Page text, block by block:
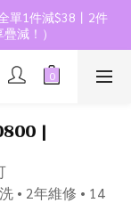
單1件減$38丨2件
減！）
|
• 2年維修 • 14